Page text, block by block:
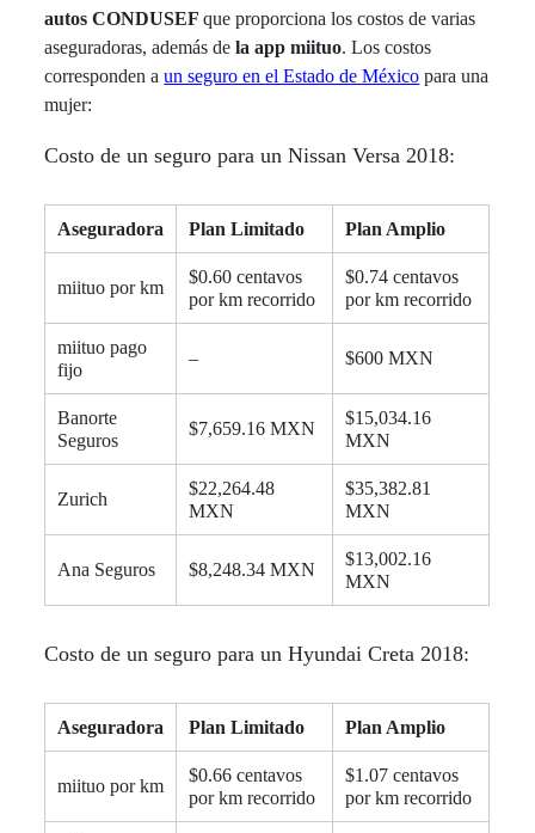
autos CONDUSEFque proporciona los costos de varias
aseguradoras, además de la app miituo. Los costos
corresponden aun seguro en el Estado de México para una
mujer:
Costo de un seguro para un Nissan Versa 2018:
Aseguradora Plan Limitado Plan Amplio
miituo por km
$0.60 centavos
por km recorrido
$0.74 centavos
por km recorrido
miituo pago
fijo
– $600 MXN
Banorte
Seguros
$7,659.16 MXN
$15,034.16
MXN
Zurich
$22,264.48
MXN
$35,382.81
MXN
Ana Seguros $8,248.34 MXN
$13,002.16
MXN
Costo de un seguro para un Hyundai Creta 2018:
Aseguradora Plan Limitado Plan Amplio
miituo por km
$0.66 centavos
por km recorrido
$1.07 centavos
por km recorrido